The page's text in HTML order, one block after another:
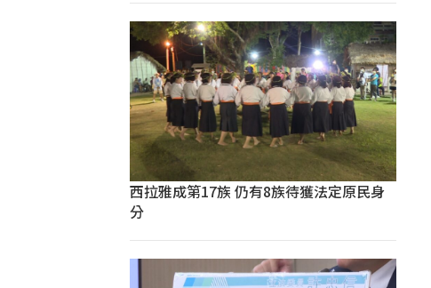
西拉雅成第17族 仍有8族待獲法定原民身
分